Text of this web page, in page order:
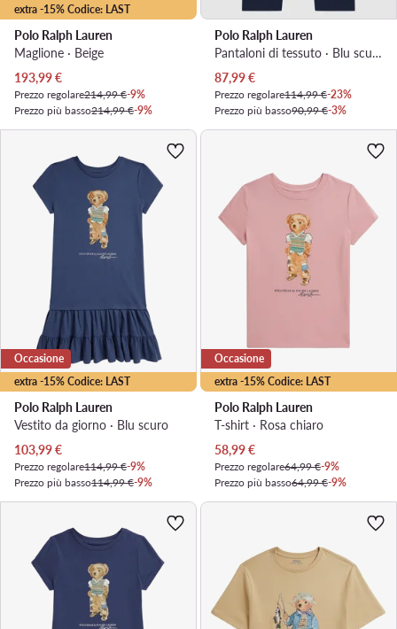
extra -15% Codice: LAST
Polo Ralph Lauren
Maglione · Beige
Prezzo attuale
193,99€
Prezzo regolare214,99 €-9%
Prezzo più basso214,99 €-9%
Polo Ralph Lauren
Pantaloni di tessuto · Blu scuro
Prezzo attuale
87,99€
Prezzo regolare114,99 €-23%
Prezzo più basso90,99 €-3%
extra -15% Codice: LAST
Occasione
Polo Ralph Lauren
Vestito da giorno · Blu scuro
Prezzo attuale
103,99€
Prezzo regolare114,99 €-9%
Prezzo più basso114,99 €-9%
extra -15% Codice: LAST
Occasione
Polo Ralph Lauren
T-shirt · Rosa chiaro
Prezzo attuale
58,99€
Prezzo regolare64,99 €-9%
Prezzo più basso64,99 €-9%